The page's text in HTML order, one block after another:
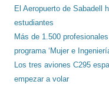
El Aeropuerto de Sabadell
estudiantes
Más de 1.500
programa ‘Mujer e
Los tres aviones C295
empezar a volar